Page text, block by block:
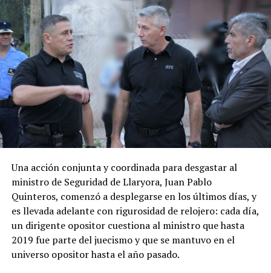
Una acción conjunta y coordinada para desgastar al
ministro de Seguridad de Llaryora, Juan Pablo
Quinteros, comenzó a desplegarse en los últimos días, y
es llevada adelante con rigurosidad de relojero: cada día,
un dirigente opositor cuestiona al ministro que hasta
2019 fue parte del juecismo y que se mantuvo en el
universo opositor hasta el año pasado.